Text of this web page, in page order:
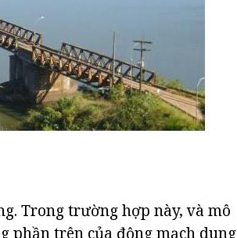
Trong trường hợp này, và mô
phần trên của động mạch dung